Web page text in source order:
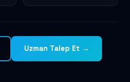
Uzman Talep Et →